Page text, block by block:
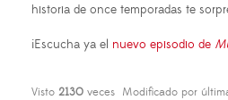
historia de once temporadas te
¡Escucha ya el nuevo episodio de
Visto 2130 veces Modificado por